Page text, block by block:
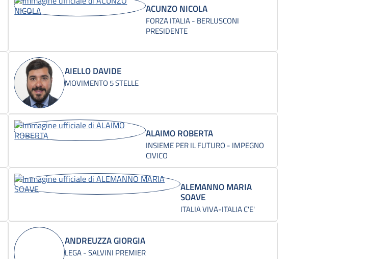
ACUNZO NICOLA
FORZA ITALIA - BERLUSCONI
PRESIDENTE
AIELLO DAVIDE
MOVIMENTO 5 STELLE
ALAIMO ROBERTA
INSIEME PER IL FUTURO - IMPEGNO
CIVICO
ALEMANNO MARIA
SOAVE
ITALIA VIVA-ITALIA C'E'
ANDREUZZA GIORGIA
LEGA - SALVINI PREMIER